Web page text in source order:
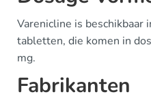
Varenicline is beschikbaar
tabletten, die komen in
mg.
Fabrikanten